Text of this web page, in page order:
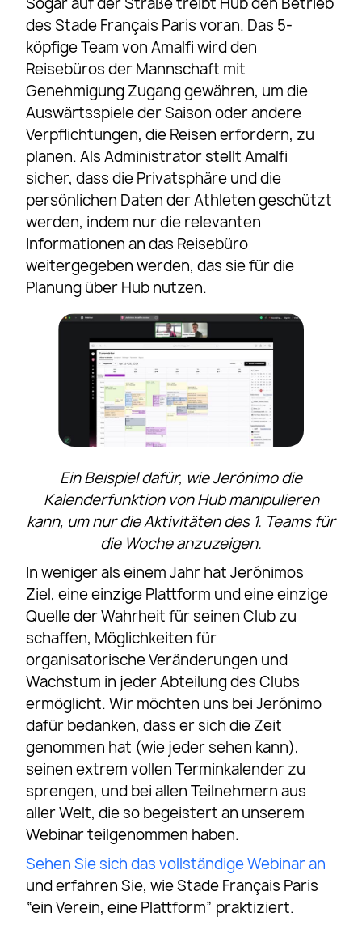
des Stade Français Paris voran. Das 5-
köpfige Team von Amalfi wird den
Reisebüros der Mannschaft mit
Genehmigung Zugang gewähren, um die
Auswärtsspiele der Saison oder andere
Verpflichtungen, die Reisen erfordern, zu
planen. Als Administrator stellt Amalfi
sicher, dass die Privatsphäre und die
persönlichen Daten der Athleten geschützt
werden, indem nur die relevanten
Informationen an das Reisebüro
weitergegeben werden, das sie für die
Planung über Hub nutzen.
Ein Beispiel dafür, wie Jerónimo die
Kalenderfunktion von Hub manipulieren
kann, um nur die Aktivitäten des 1. Teams für
die Woche anzuzeigen.
In weniger als einem Jahr hat Jerónimos
Ziel, eine einzige Plattform und eine einzige
Quelle der Wahrheit für seinen Club zu
schaffen, Möglichkeiten für
organisatorische Veränderungen und
Wachstum in jeder Abteilung des Clubs
ermöglicht. Wir möchten uns bei Jerónimo
dafür bedanken, dass er sich die Zeit
genommen hat (wie jeder sehen kann),
seinen extrem vollen Terminkalender zu
sprengen, und bei allen Teilnehmern aus
aller Welt, die so begeistert an unserem
Webinar teilgenommen haben.
Sehen Sie sich das vollständige Webinar an
und erfahren Sie, wie Stade Français Paris
“ein Verein, eine Plattform” praktiziert.